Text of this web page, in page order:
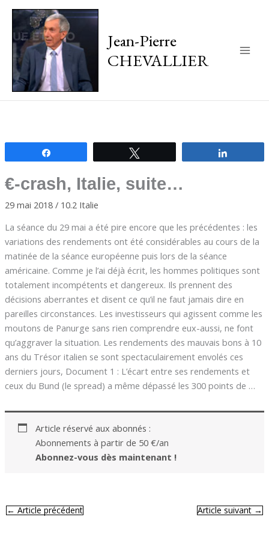
Jean-Pierre
CHEVALLIER
€-crash, Italie, suite…
29 mai 2018 / 10.2 Italie
La séance du 29 mai a été pire encore que les précédentes : les
variations des rendements ont été considérables au cours de la
matinée de la séance européenne puis lors de la séance
américaine. Comme je l’ai déjà écrit, les hommes politiques sont
totalement incompétents et dangereux. Ils prennent des
décisions aberrantes et disent ce qu’il ne faut jamais dire en
pareilles circonstances. Les investisseurs qui agissent comme les
moutons de Panurge sans rien comprendre eux-aussi, ne font
qu’aggraver la situation. Les rendements des mauvais bons à 10
ans du Trésor italien se sont spectaculairement envolés ces
derniers jours, Document 1 : L’écart entre ses rendements et
ceux du Bund (le spread) a même dépassé les 300 points de …
Article réservé aux abonnés :
Abonnements à partir de 50 €/an
Abonnez-vous dès maintenant !
←Article précédent Article suivant→